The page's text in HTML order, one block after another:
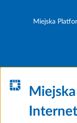
Miejska